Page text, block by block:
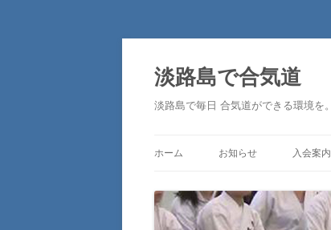
淡路島で合気道
淡路島で毎日 合気道ができる環境を。
ホーム お知らせ 入会案内